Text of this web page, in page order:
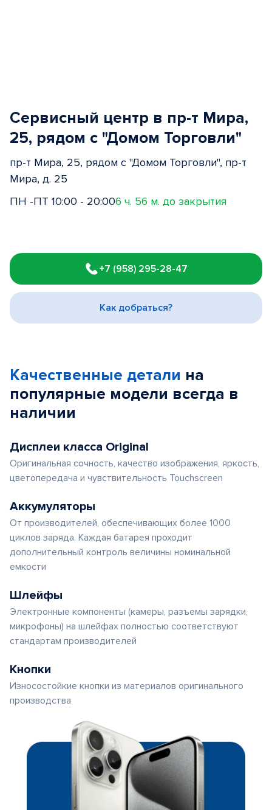
Сервисный центр в пр-т Мира,
25, рядом с "Домом Торговли"
пр-т Мира, 25, рядом с "Домом Торговли", пр-т
Мира, д. 25
ПН -ПТ 10:00 - 20:006 ч. 56 м. до закрытия
1
of
3
+7 (958) 295-28-47
Как добраться?
Качественные детали на
популярные модели всегда в
наличии
Дисплеи класса Original
Оригинальная сочность, качество изображения, яркость,
цветопередача и чувствительность Touchscreen
Аккумуляторы
От производителей, обеспечивающих более 1000
циклов заряда. Каждая батарея проходит
дополнительный контроль величины номинальной
емкости
Шлейфы
Электронные компоненты (камеры, разъемы зарядки,
микрофоны) на шлейфах полностью соответствуют
стандартам производителей
Кнопки
Износостойкие кнопки из материалов оригинального
производства